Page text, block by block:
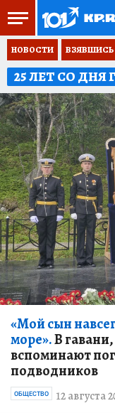
НОВОСТИ ВЗЯВШИСЬ
25 ЛЕТ СО ДНЯ
«Мой сын
море».В
вспоминают
подводников
12 августа
ОБЩЕСТВО